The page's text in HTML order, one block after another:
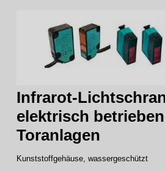
Infrarot-
elektrisch
Toranlagen
Kunststoffgehäuse, wassergeschützt